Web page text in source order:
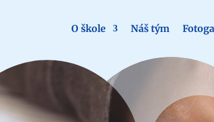
O škole Náš tým
Aktuality